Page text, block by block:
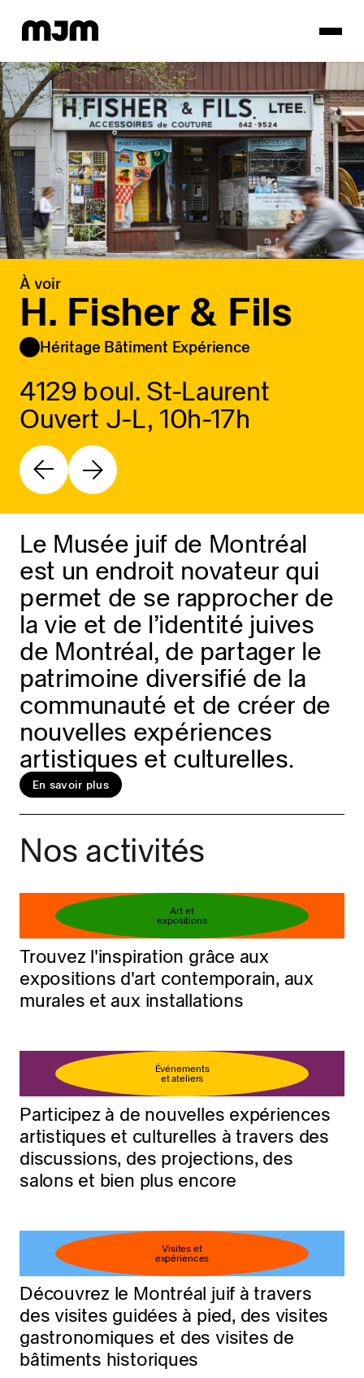
Homepage
À voir
H. Fisher & Fils
Héritage Bâtiment Expérience
4129 boul. St-Laurent
Ouvert J-L, 10h-17h
Réservez votre billet
En savoir plus
Le Musée juif de Montréal
est un endroit novateur qui
permet de se rapprocher de
la vie et de l’identité juives
de Montréal, de partager le
patrimoine diversifié de la
communauté et de créer de
nouvelles expériences
artistiques et culturelles.
En savoir plus
Nos activités
Art et
expositions
Trouvez l'inspiration grâce aux
expositions d'art contemporain, aux
murales et aux installations
Événements
et ateliers
Participez à de nouvelles expériences
artistiques et culturelles à travers des
discussions, des projections, des
salons et bien plus encore
Visites et
expériences
Découvrez le Montréal juif à travers
des visites guidées à pied, des visites
gastronomiques et des visites de
bâtiments historiques